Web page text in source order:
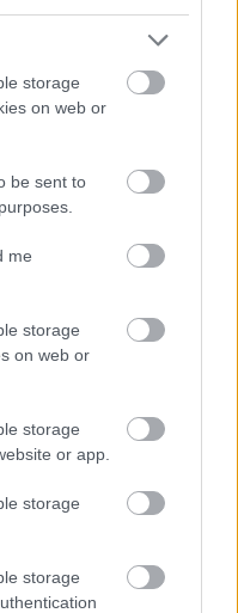
storage
on web or
be sent to
me
storage
on web or
storage
or app.
storage
storage
az 5. blokk új
vártunk: szombattól
a riasztás